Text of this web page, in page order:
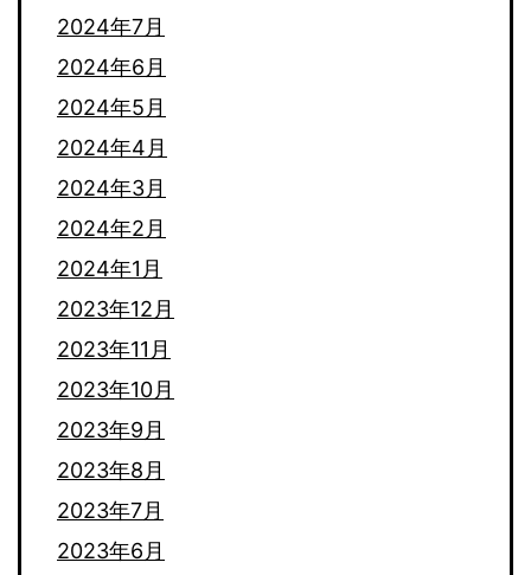
2024年7月
2024年6月
2024年5月
2024年4月
2024年3月
2024年2月
2024年1月
2023年12月
2023年11月
2023年10月
2023年9月
2023年8月
2023年7月
2023年6月